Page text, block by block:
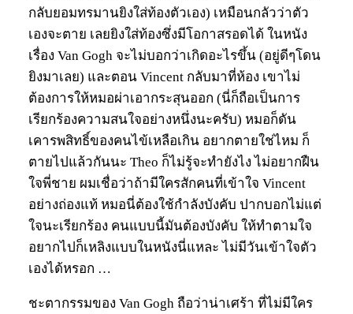
กลับยอมทรมานยิงใส่ท้องตัวเอง) เหมือนกลัวว่าตัว
เองจะตาย เลยยิงใส่ท้องซึ่งมีโอกาสรอดได้ ในหนัง
เรื่อง Van Gogh จะไม่บอกว่าเกิดอะไรขึ้น (อยู่ดีๆโดน
ยิงมาเลย) และตอน Vincent กลับมาที่ห้อง เขาไม่
ต้องการให้หมอผ่าเอากระสุนออก (นี่ก็ถือเป็นการ
เรียกร้องความสนใจอย่างหนึ่งนะครับ) หมอก็ดัน
เคารพสิทธิ์ของคนไข้เหลือเกิน อยากตายใช่ไหม ก็
ตายไปแล้วกันนะ Theo ก็ไม่รู้จะทำยังไง ไม่อยากฝืน
ใจพี่ชาย ผมเชื่อว่าถ้ามีใครสักคนที่เข้าใจ Vincent
อย่างถ่องแท้ หมอนี่ต้องใช้กำลังบังคับ ปากบอกไม่แต่
ใจนะเรียกร้อง คนแบบนี้มันต้องบังคับ ให้ทำตามใจ
อยากไปก็เหลิงแบบในหนังนี่แหละ ไม่มีวันเข้าใจตัว
เองได้หรอก …
ชะตากรรมของ Van Gogh ถือว่าน่าเศร้า ที่ไม่มีใคร